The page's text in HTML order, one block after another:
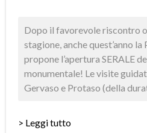
Dopo il favorevole riscontro
stagione, anche quest’anno
propone l’apertura SERALE
monumentale! Le visite
Gervaso e Protaso (della
> Leggi tutto